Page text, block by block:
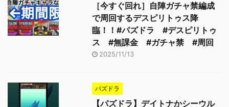
［今すぐ回れ］自陣ガチャ禁編成
で周回するデスピリトゥス降
臨！！#パズドラ #デスピリトゥ
ス #無課金 #ガチャ禁 #周回
2025/11/13
パズドラ
【パズドラ】デイトナかシーウル